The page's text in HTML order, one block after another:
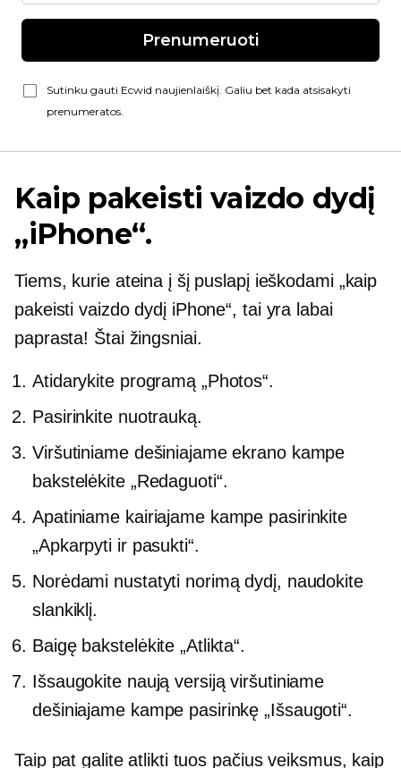
Prenumeruoti
Sutinku gauti Ecwid naujienlaiškį. Galiu bet kada atsisakyti
prenumeratos.
Kaip pakeisti vaizdo dydį
„iPhone“.
Tiems, kurie ateina į šį puslapį ieškodami „kaip
pakeisti vaizdo dydį iPhone“, tai yra labai
paprasta! Štai žingsniai.
Atidarykite programą „Photos“.
Pasirinkite nuotrauką.
Viršutiniame dešiniajame ekrano kampe
bakstelėkite „Redaguoti“.
Apatiniame kairiajame kampe pasirinkite
„Apkarpyti ir pasukti“.
Norėdami nustatyti norimą dydį, naudokite
slankiklį.
Baigę bakstelėkite „Atlikta“.
Išsaugokite naują versiją viršutiniame
dešiniajame kampe pasirinkę „Išsaugoti“.
Taip pat galite atlikti tuos pačius veiksmus, kaip